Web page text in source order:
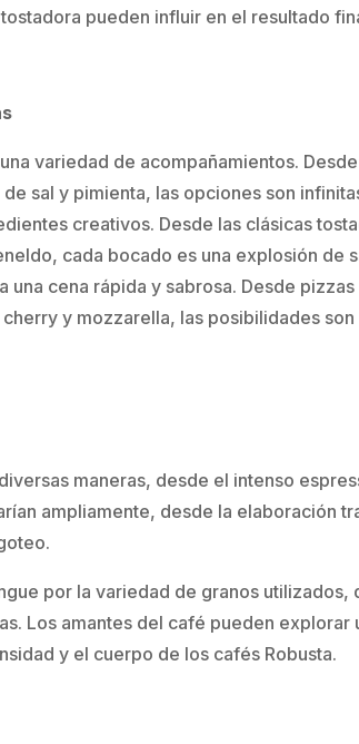
pueden influir en el resultado
variedad de acompañamientos.
sal y pimienta, las opciones son
creativos. Desde las clásicas
cada bocado es una explosión de
cena rápida y sabrosa. Desde
y mozzarella, las posibilidades son
maneras, desde el intenso
ampliamente, desde la elaboración
por la variedad de granos utilizados,
Los amantes del café pueden explorar
y el cuerpo de los cafés Robusta.